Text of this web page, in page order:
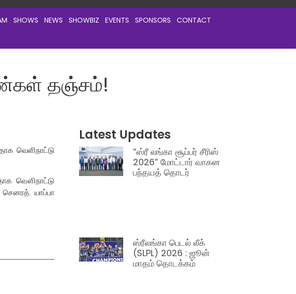
SHOWS NEWS SHOWBIZ EVENTS SPONSORS CONTACT
தஞ்சம்!
வெளிநாட்டு
வௌிநாட்டு
செனரத் யாப்பா
Latest Updates
“ஸ்ரீ லங்கா சூப்பர் சீரிஸ்
2026” மோட்டார் வாகன
பந்தயத் தொடர்
ஸ்ரீலங்கா பெடல் லீக்
(SLPL) 2026 : ஜூன்
மாதம் தொடக்கம்